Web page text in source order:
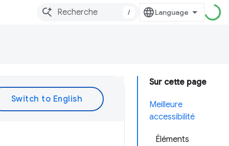
/
Sur cette page
Meilleure
accessibilité
Éléments